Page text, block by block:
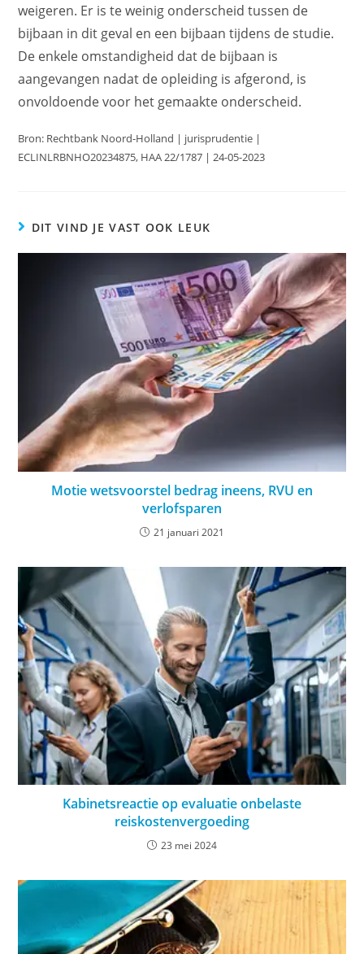
weigeren. Er is te weinig onderscheid tussen de
bijbaan in dit geval en een bijbaan tijdens de studie.
De enkele omstandigheid dat de bijbaan is
aangevangen nadat de opleiding is afgerond, is
onvoldoende voor het gemaakte onderscheid.
Bron: Rechtbank Noord-Holland | jurisprudentie |
ECLINLRBNHO20234875, HAA 22/1787 | 24-05-2023
DIT VIND JE VAST OOK LEUK
Motie wetsvoorstel bedrag ineens, RVU en
verlofsparen
21 januari 2021
Kabinetsreactie op evaluatie onbelaste
reiskostenvergoeding
23 mei 2024